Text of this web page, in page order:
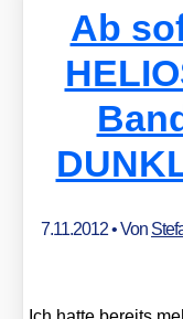
Ab
7.11.2012• Von